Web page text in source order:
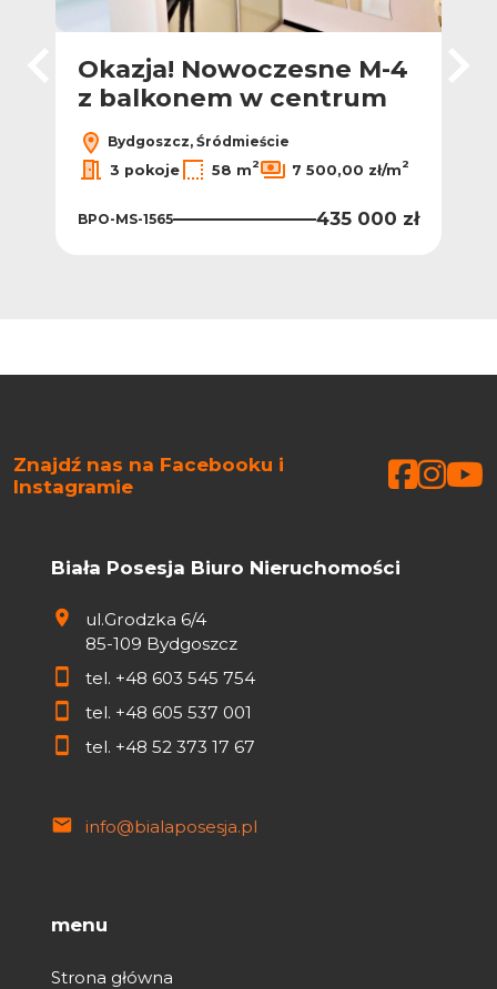
Okazja! Nowoczesne M-4
z balkonem w centrum
Bydgoszcz, Śródmieście
3 pokoje
58 m2 7 500,00 zł/m2
BPO-MS-1565 435 000 zł
Znajdź nas na Facebooku i
Instagramie
Biała Posesja Biuro Nieruchomości
ul.Grodzka 6/4
85-109 Bydgoszcz
tel. +48 603 545 754
tel. +48 605 537 001
tel. +48 52 373 17 67
info@bialaposesja.pl
menu
Strona główna